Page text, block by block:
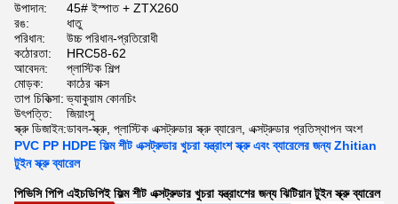
উপাদান:
45# ইস্পাত + ZTX260
রঙ:
ধাতু
পরিধান:
উচ্চ পরিধান-প্রতিরোধী
কঠোরতা:
HRC58-62
আবেদন:
প্লাস্টিক শিল্প
মোড়ক:
কাঠের বাক্স
তাপ চিকিত্সা: ভ্যাকুয়াম কোনচিং
উৎপত্তি:
জিয়াংসু
স্ক্রু ডিজাইন:ডাবল-স্ক্রু, প্লাস্টিক এক্সট্রুডার স্ক্রু ব্যারেল, এক্সট্রুডার প্রতিস্থাপন অংশ
PVC PP HDPE ফিল্ম শীট এক্সট্রুডার খুচরা যন্ত্রাংশ স্ক্রু এবং ব্যারেলের জন্য Zhitian
টুইন স্ক্রু ব্যারেল
পিভিসি পিপি এইচডিপিই ফিল্ম শীট এক্সট্রুডার খুচরা যন্ত্রাংশের জন্য ঝিটিয়ান টুইন স্ক্রু ব্যারেল